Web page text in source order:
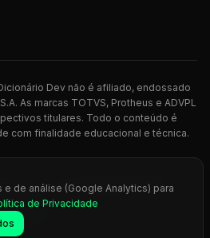
Dev não é afiliado, endossado
As marcas TOTVS, Protheus e ADVPL
titulares. Todo o conteúdo é
com finalidade educacional e técnica.
com 💚 para desenvolvedores
de análise (Google Analytics) para
de Privacidade